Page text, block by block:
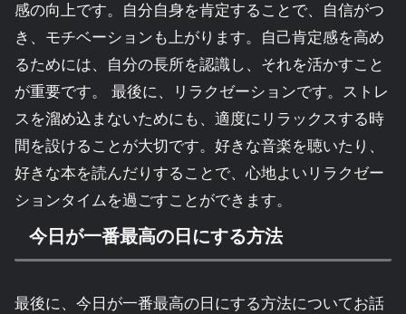
感の向上です。自分自身を肯定することで、自信がつ
き、モチベーションも上がります。自己肯定感を高め
るためには、自分の長所を認識し、それを活かすこと
が重要です。 最後に、リラクゼーションです。ストレ
スを溜め込まないためにも、適度にリラックスする時
間を設けることが大切です。好きな音楽を聴いたり、
好きな本を読んだりすることで、心地よいリラクゼー
ションタイムを過ごすことができます。
今日が一番最高の日にする方法
最後に、今日が一番最高の日にする方法についてお話